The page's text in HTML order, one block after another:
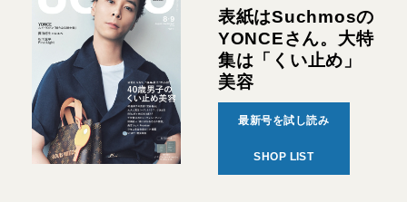
表紙はSuchmosの
YONCEさん。大特
集は「くい止め」
美容
最新号を試し読み
SHOP LIST